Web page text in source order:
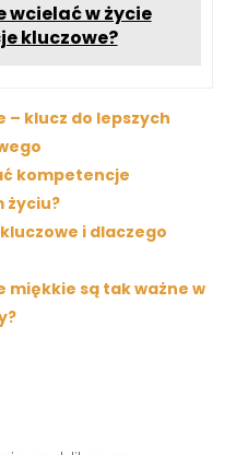
wcielać w życie
kluczowe?
– klucz do lepszych
kompetencje
życiu?
i dlaczego
są tak ważne w